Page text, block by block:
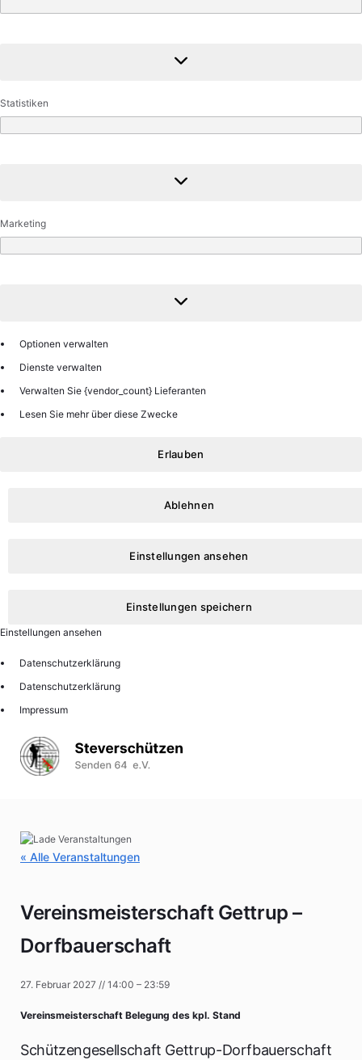
Statistiken
Marketing
Optionen verwalten
Dienste verwalten
Verwalten Sie {vendor_count} Lieferanten
Lesen Sie mehr über diese Zwecke
Erlauben
Ablehnen
Einstellungen ansehen
Einstellungen speichern
Einstellungen ansehen
Datenschutzerklärung
Datenschutzerklärung
Impressum
« Alle Veranstaltungen
Vereinsmeisterschaft Gettrup –
Dorfbauerschaft
27. Februar 2027 // 14:00 – 23:59
Vereinsmeisterschaft Belegung des kpl. Stand
Schützengesellschaft Gettrup-Dorfbauerschaft